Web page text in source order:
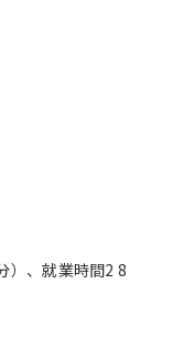
）、就業時間2 8